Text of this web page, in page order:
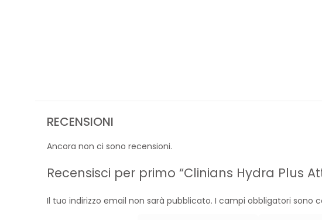
RECENSIONI
Ancora non ci sono recensioni.
Recensisci per primo “Clinians Hydra Plus
Il tuo indirizzo email non sarà pubblicato. I campi obbligatori sono